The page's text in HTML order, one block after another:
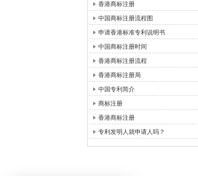
香港商标注册
中国商标注册流程图
申请香港标准专利说明书
中国商标注册时间
香港商标注册流程
香港商标注册局
中国专利简介
商标注册
香港商标注册
专利发明人就申请人吗？